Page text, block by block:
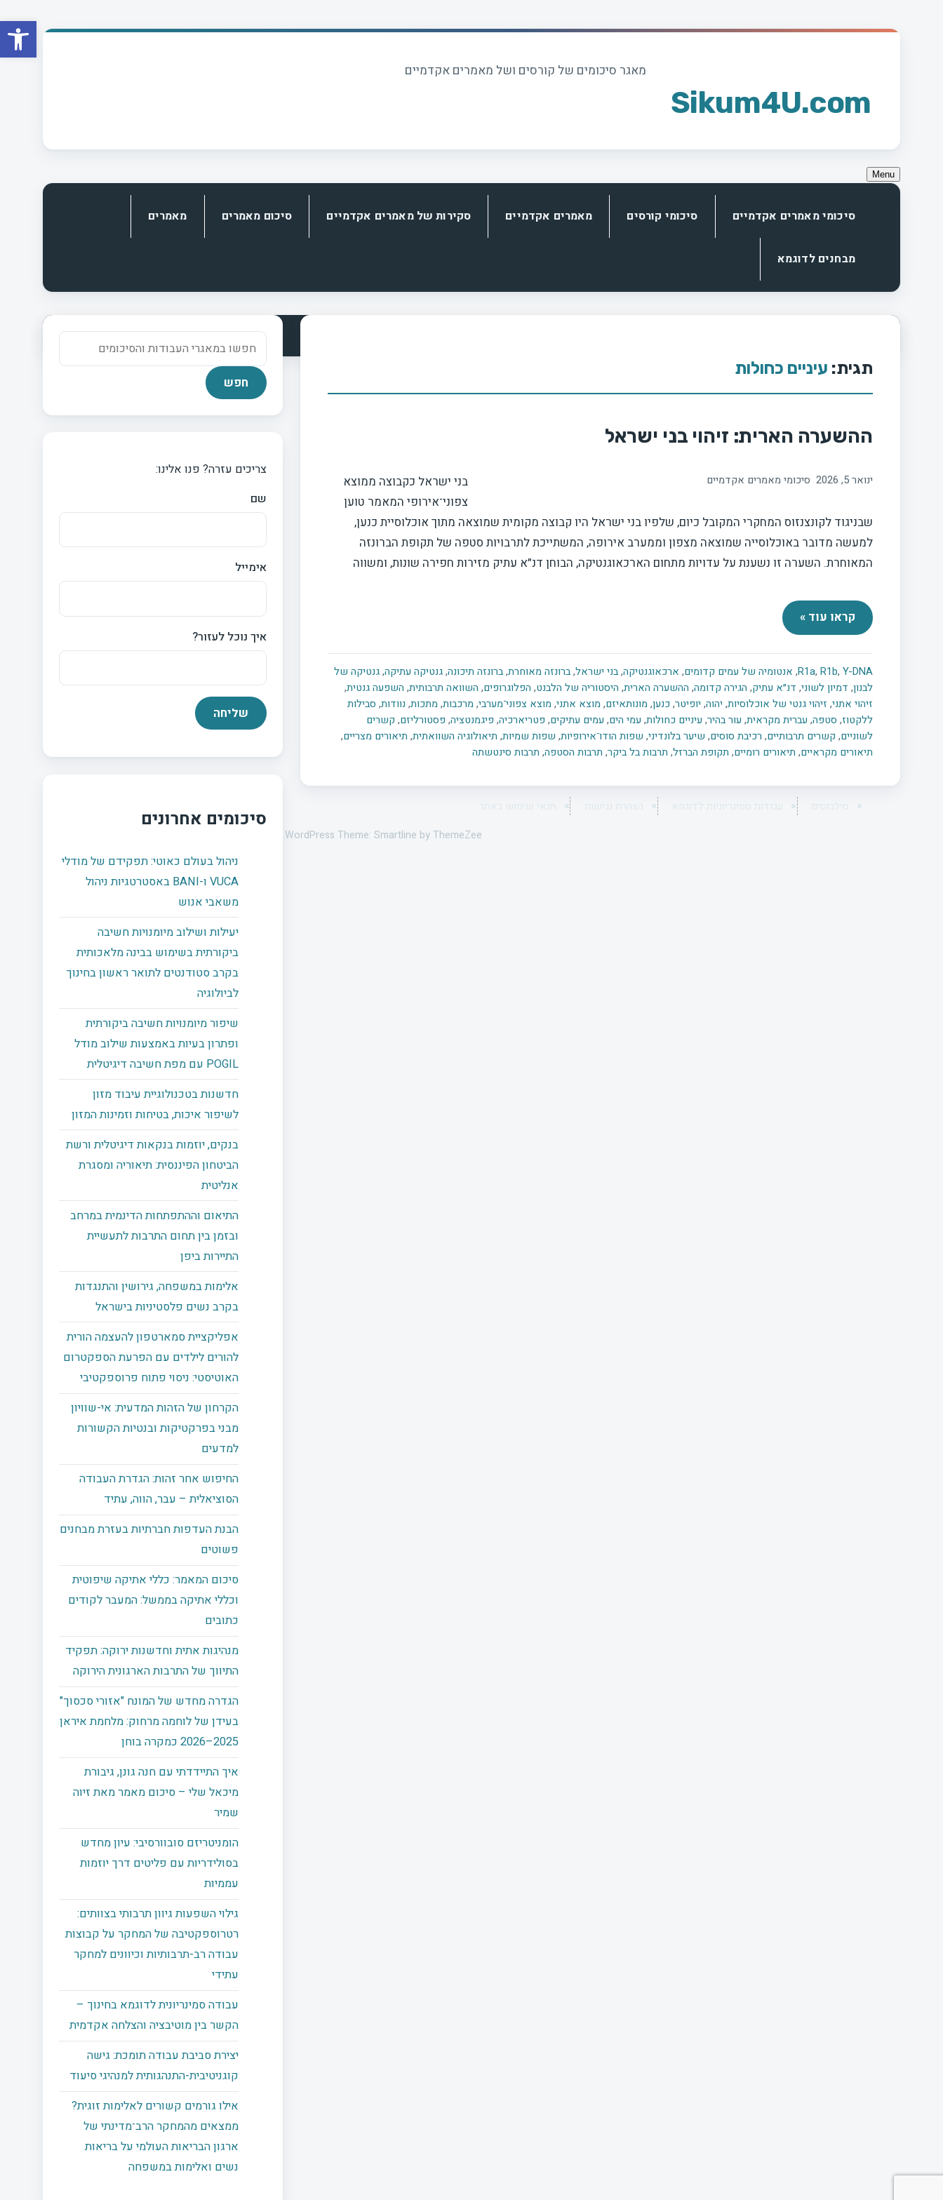
פתח
Sikum4U.com
מאגר סיכומים של קורסים ושל מאמרים אקדמיים
Menu
סיכומי מאמרים אקדמיים סיכומי קורסים מאמרים אקדמיים סקירות של מאמרים אקדמיים סיכום מאמרים מאמרים
מבחנים לדוגמא
תגית: עיניים כחולות
ההשערה הארית: זיהוי בני ישראל
ינואר 5, 2026 סיכומי מאמרים אקדמיים
בני ישראל כקבוצה ממוצא
צפוני־אירופי המאמר טוען
שבניגוד לקונצנזוס המחקרי המקובל כיום, שלפיו בני ישראל היו קבוצה מקומית שמוצאה מתוך אוכלוסיית כנען,
למעשה מדובר באוכלוסייה שמוצאה מצפון וממערב אירופה, המשתייכת לתרבויות סטפה של תקופת הברונזה
המאוחרת. השערה זו נשענת על עדויות מתחום הארכאוגנטיקה, הבוחן דנ״א עתיק מזירות חפירה שונות, ומשווה
קראו עוד »
R1a, R1b, Y-DNA
, אנטומיה של עמים קדומים, ארכאוגנטיקה,בני ישראל,ברונזה מאוחרת,ברונזה תיכונה,גנטיקה עתיקה,גנטיקה של
לבנון, דמיון לשוני, דנ״א עתיק, הגירה קדומה, ההשערה הארית, היסטוריה של הלבנט, הפלוגרופים, השוואה תרבותית, השפעה גנטית,
זיהוי אתני, זיהוי גנטי של אוכלוסיות, יהוה, יופיטר, כנען, מונותאיזם, מוצא אתני, מוצא צפוני־מערבי, מרכבות, מתכות, נוודות, סבילות
ללקטוז, סטפה, עברית מקראית, עור בהיר, עיניים כחולות, עמי הים, עמים עתיקים, פטריארכיה, פיגמנטציה, פסטורליזם, קשרים
לשוניים, קשרים תרבותיים, רכיבת סוסים, שיער בלונדיני, שפות הודו־אירופיות, שפות שמיות, תיאולוגיה השוואתית, תיאורים מצריים,
תיאורים מקראיים, תיאורים רומיים, תקופת הברזל, תרבות בל ביקר, תרבות הסטפה, תרבות סינטשתה
צריכים עזרה? פנו אלינו:
שם
אימייל
איך נוכל לעזור?
סיכומים אחרונים
ניהול בעולם כאוטי: תפקידם של מודלי
VUCA ו-BANI באסטרטגיות ניהול
משאבי אנוש
יעילות ושילוב מיומנויות חשיבה
ביקורתית בשימוש בבינה מלאכותית
בקרב סטודנטים לתואר ראשון בחינוך
לביולוגיה
שיפור מיומנויות חשיבה ביקורתית
ופתרון בעיות באמצעות שילוב מודל
POGIL עם מפת חשיבה דיגיטלית
חדשנות בטכנולוגיית עיבוד מזון
לשיפור איכות, בטיחות וזמינות המזון
בנקים, יוזמות בנקאות דיגיטלית ורשת
הביטחון הפיננסית: תיאוריה ומסגרת
אנליטית
התיאום וההתפתחות הדינמית במרחב
ובזמן בין תחום התרבות לתעשיית
התיירות ביפן
אלימות במשפחה, גירושין והתנגדות
בקרב נשים פלסטיניות בישראל
אפליקציית סמארטפון להעצמה הורית
להורים לילדים עם הפרעת הספקטרום
האוטיסטי: ניסוי פתוח פרוספקטיבי
הקרחון של הזהות המדעית: אי-שוויון
מבני בפרקטיקות ובנטיות הקשורות
למדעים
החיפוש אחר זהות: הגדרת העבודה
הסוציאלית – עבר, הווה, עתיד
הבנת העדפות חברתיות בעזרת מבחנים
פשוטים
סיכום המאמר: כללי אתיקה שיפוטית
וכללי אתיקה בממשל: המעבר לקודים
כתובים
מנהיגות אתית וחדשנות ירוקה: תפקיד
התיווך של התרבות הארגונית הירוקה
הגדרה מחדש של המונח "אזורי סכסוך"
בעידן של לוחמה מרחוק: מלחמת איראן
2025–2026 כמקרה בוחן
איך התיידדתי עם חנה גונן, גיבורת
מיכאל שלי – סיכום מאמר מאת זיוה
שמיר
הומניטריזם סובוורסיבי: עיון מחדש
בסולידריות עם פליטים דרך יוזמות
עממיות
גילוי השפעות גיוון תרבותי בצוותים:
רטרוספקטיבה של המחקר על קבוצות
עבודה רב-תרבותיות וכיוונים למחקר
עתידי
עבודה סמינריונית לדוגמא בחינוך –
הקשר בין מוטיבציה והצלחה אקדמית
יצירת סביבת עבודה תומכת: גישה
קוגניטיבית-התנהגותית למנהיגי סיעוד
אילו גורמים קשורים לאלימות זוגית?
ממצאים מהמחקר הרב־מדינתי של
ארגון הבריאות העולמי על בריאות
נשים ואלימות במשפחה
WordPress Theme: Smartline by ThemeZee.